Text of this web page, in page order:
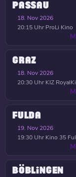
PASSAU
18. Nov 2026
20:15 Uhr ProLi Kino
GRAZ
18. Nov 2026
20:30 Uhr KIZ
FULDA
19. Nov 2026
19:30 Uhr Kino 35
BÖBLINGEN